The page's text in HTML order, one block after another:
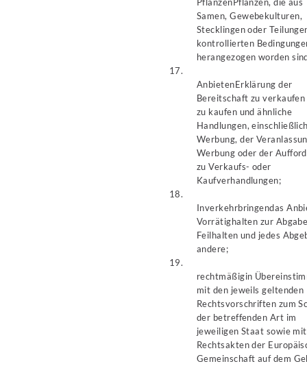
Samen, Gewebekulturen,
Stecklingen oder
kontrollierten
herangezogen worden
17.
AnbietenErklärung der
Bereitschaft zu verkaufen
zu kaufen und ähnliche
Handlungen,
Werbung, der
Werbung oder der
zu Verkaufs- oder
Kaufverhandlungen;
18.
Inverkehrbringendas
Vorrätighalten zur
Feilhalten und jedes
andere;
19.
rechtmäßigin
mit den jeweils geltenden
Rechtsvorschriften zum
der betreffenden Art im
jeweiligen Staat sowie mit
Rechtsakten der
Gemeinschaft auf dem